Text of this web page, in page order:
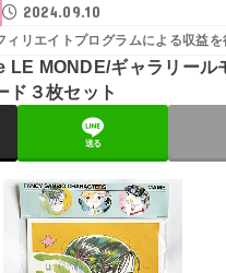
2024.09.10
ィリエイトプログラムによる収益を
LE MONDE/ギャラリール
３枚セット
送る